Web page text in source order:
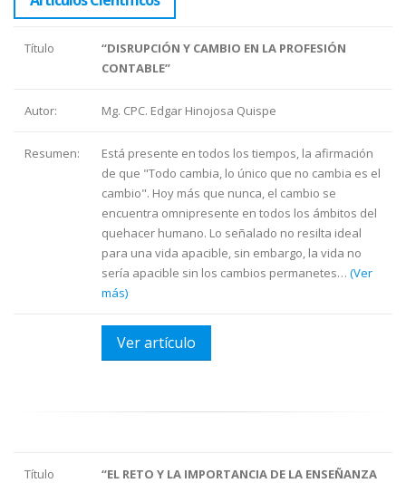
Título
“DISRUPCIÓN Y CAMBIO EN LA PROFESIÓN
CONTABLE”
Autor: Mg. CPC. Edgar Hinojosa Quispe
Resumen:
Está presente en todos los tiempos, la afirmación
de que "Todo cambia, lo único que no cambia es el
cambio". Hoy más que nunca, el cambio se
encuentra omnipresente en todos los ámbitos del
quehacer humano. Lo señalado no resilta ideal
para una vida apacible, sin embargo, la vida no
sería apacible sin los cambios permanetes… (Ver
más)
Ver artículo
Título
“EL RETO Y LA IMPORTANCIA DE LA ENSEÑANZA